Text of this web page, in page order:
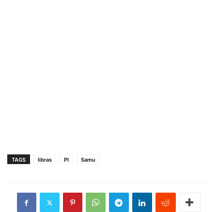
TAGS libras PI Samu